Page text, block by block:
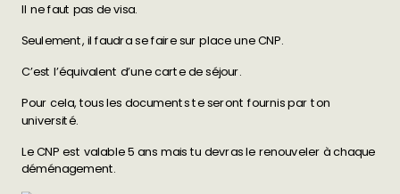
Il ne faut pas de visa.
Seulement, il faudra se faire sur place une CNP.
C’est l’équivalent d’une carte de séjour.
Pour cela, tous les documents te seront fournis par ton
université.
Le CNP est valable 5 ans mais tu devras le renouveler à chaque
déménagement.